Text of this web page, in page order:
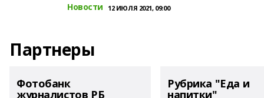
Новости 12 ИЮЛЯ 2021, 09:00
Партнеры
Фотобанк
журналистов РБ
Рубрика "Еда и
напитки"